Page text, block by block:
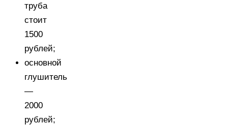
труба
стоит
1500
рублей;
основной
глушитель
—
2000
рублей;